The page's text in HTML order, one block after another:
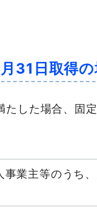
31日取得の
した場合、固
業主等のうち